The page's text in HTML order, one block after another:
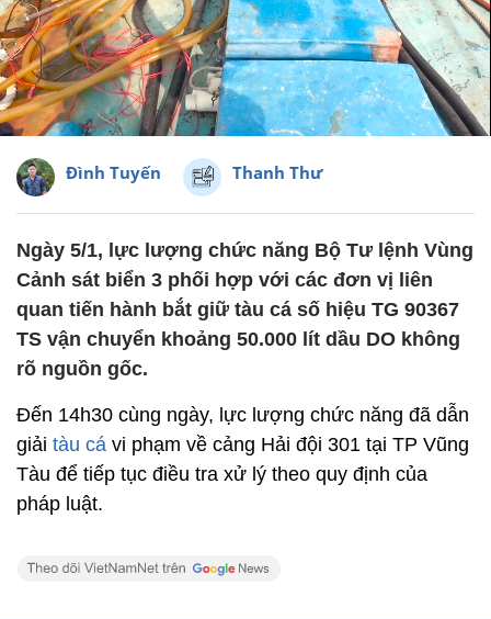
Đình Tuyến Thanh Thư
Ngày 5/1, lực lượng chức năng Bộ Tư lệnh Vùng
Cảnh sát biển 3 phối hợp với các đơn vị liên
quan tiến hành bắt giữ tàu cá số hiệu TG 90367
TS vận chuyển khoảng 50.000 lít dầu DO không
rõ nguồn gốc.
Đến 14h30 cùng ngày, lực lượng chức năng đã dẫn
giải tàu cá vi phạm về cảng Hải đội 301 tại TP Vũng
Tàu để tiếp tục điều tra xử lý theo quy định của
pháp luật.